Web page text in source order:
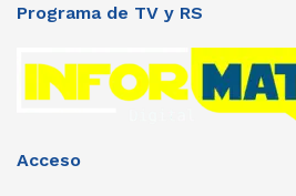
Programa de TV y RS
Acceso